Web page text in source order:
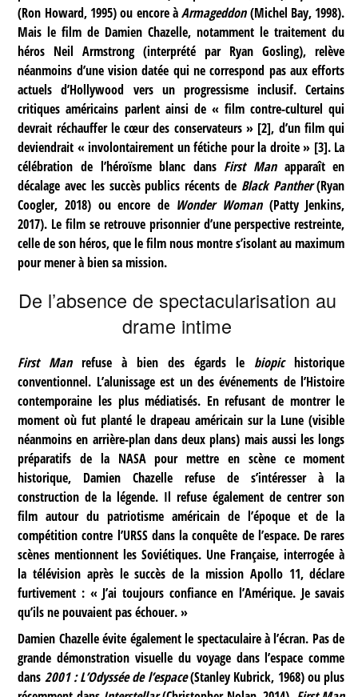
(Ron Howard, 1995) ou encore àArmageddon(Michel Bay, 1998).
Mais le film de Damien Chazelle, notamment le traitement du
héros Neil Armstrong (interprété par Ryan Gosling), relève
néanmoins d’une vision datée qui ne correspond pas aux efforts
actuels d’Hollywood vers un progressisme inclusif. Certains
critiques américains parlent ainsi de « film contre-culturel qui
devrait réchauffer le cœur des conservateurs » [2], d’un film qui
deviendrait « involontairement un fétiche pour la droite » [3]. La
célébration de l’héroïsme blanc dans First Man apparaît en
décalage avec les succès publics récents de Black Panther(Ryan
Coogler, 2018) ou encore de Wonder Woman (Patty Jenkins,
2017). Le film se retrouve prisonnier d’une perspective restreinte,
celle de son héros, que le film nous montre s’isolant au maximum
pour mener à bien sa mission.
De l’absence de spectacularisation au
drame intime
First Manrefuse à bien des égards le biopichistorique
conventionnel. L’alunissage est un des événements de l’Histoire
contemporaine les plus médiatisés. En refusant de montrer le
moment où fut planté le drapeau américain sur la Lune (visible
néanmoins en arrière-plan dans deux plans) mais aussi les longs
préparatifs de la NASA pour mettre en scène ce moment
historique, Damien Chazelle refuse de s’intéresser à la
construction de la légende. Il refuse également de centrer son
film autour du patriotisme américain de l’époque et de la
compétition contre l’URSS dans la conquête de l’espace. De rares
scènes mentionnent les Soviétiques. Une Française, interrogée à
la télévision après le succès de la mission Apollo 11, déclare
furtivement : « J’ai toujours confiance en l’Amérique. Je savais
qu’ils ne pouvaient pas échouer. »
Damien Chazelle évite également le spectaculaire à l’écran. Pas de
grande démonstration visuelle du voyage dans l’espace comme
dans 2001 : L’Odyssée de l’espace(Stanley Kubrick, 1968) ou plus